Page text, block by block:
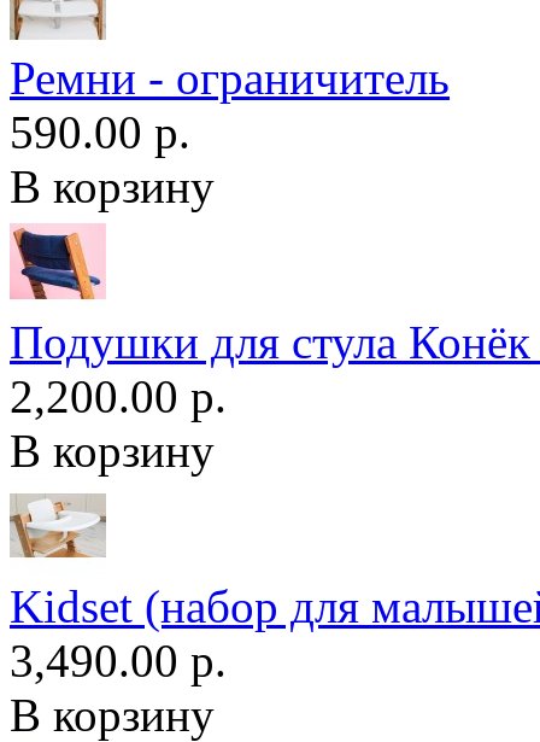
Ремни - ограничитель
590.00 р.
В корзину
Подушки для стула
2,200.00 р.
В корзину
Kidset (набор для
3,490.00 р.
В корзину